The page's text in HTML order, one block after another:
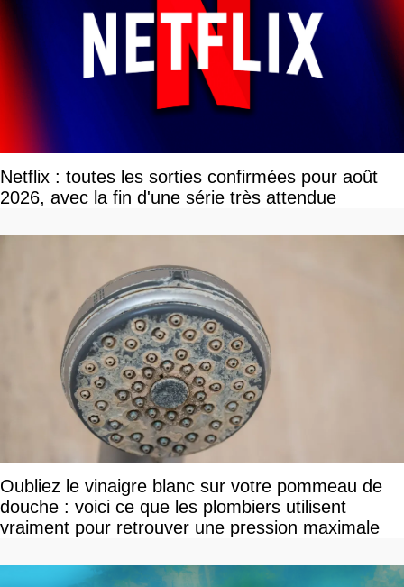
Netflix : toutes les sorties confirmées pour août
2026, avec la fin d'une série très attendue
Oubliez le vinaigre blanc sur votre pommeau de
douche : voici ce que les plombiers utilisent
vraiment pour retrouver une pression maximale